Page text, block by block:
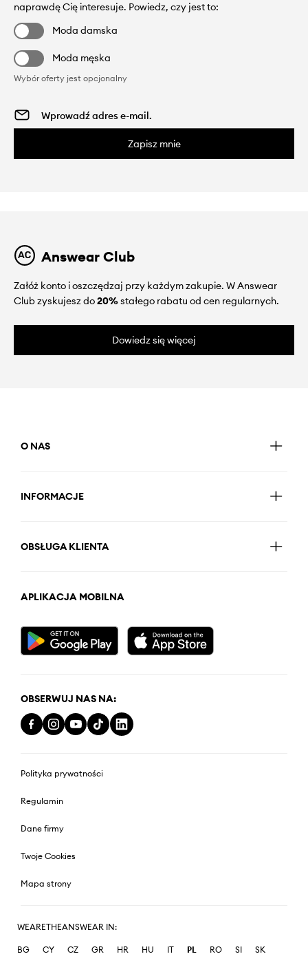
naprawdę Cię interesuje. Powiedz, czy jest to:
Moda damska
Moda męska
Wybór oferty jest opcjonalny
Zapisz mnie
Answear Club
Załóż konto i oszczędzaj przy każdym zakupie. W Answear
Club zyskujesz do20%stałego rabatu od cen regularnych.
Dowiedz się więcej
O NAS
INFORMACJE
OBSŁUGA KLIENTA
APLIKACJA MOBILNA
OBSERWUJ NAS NA:
Polityka prywatności
Regulamin
Dane firmy
Twoje Cookies
Mapa strony
WEARETHEANSWEAR IN:
BG CY CZ GR HR HU IT PL RO SI SK